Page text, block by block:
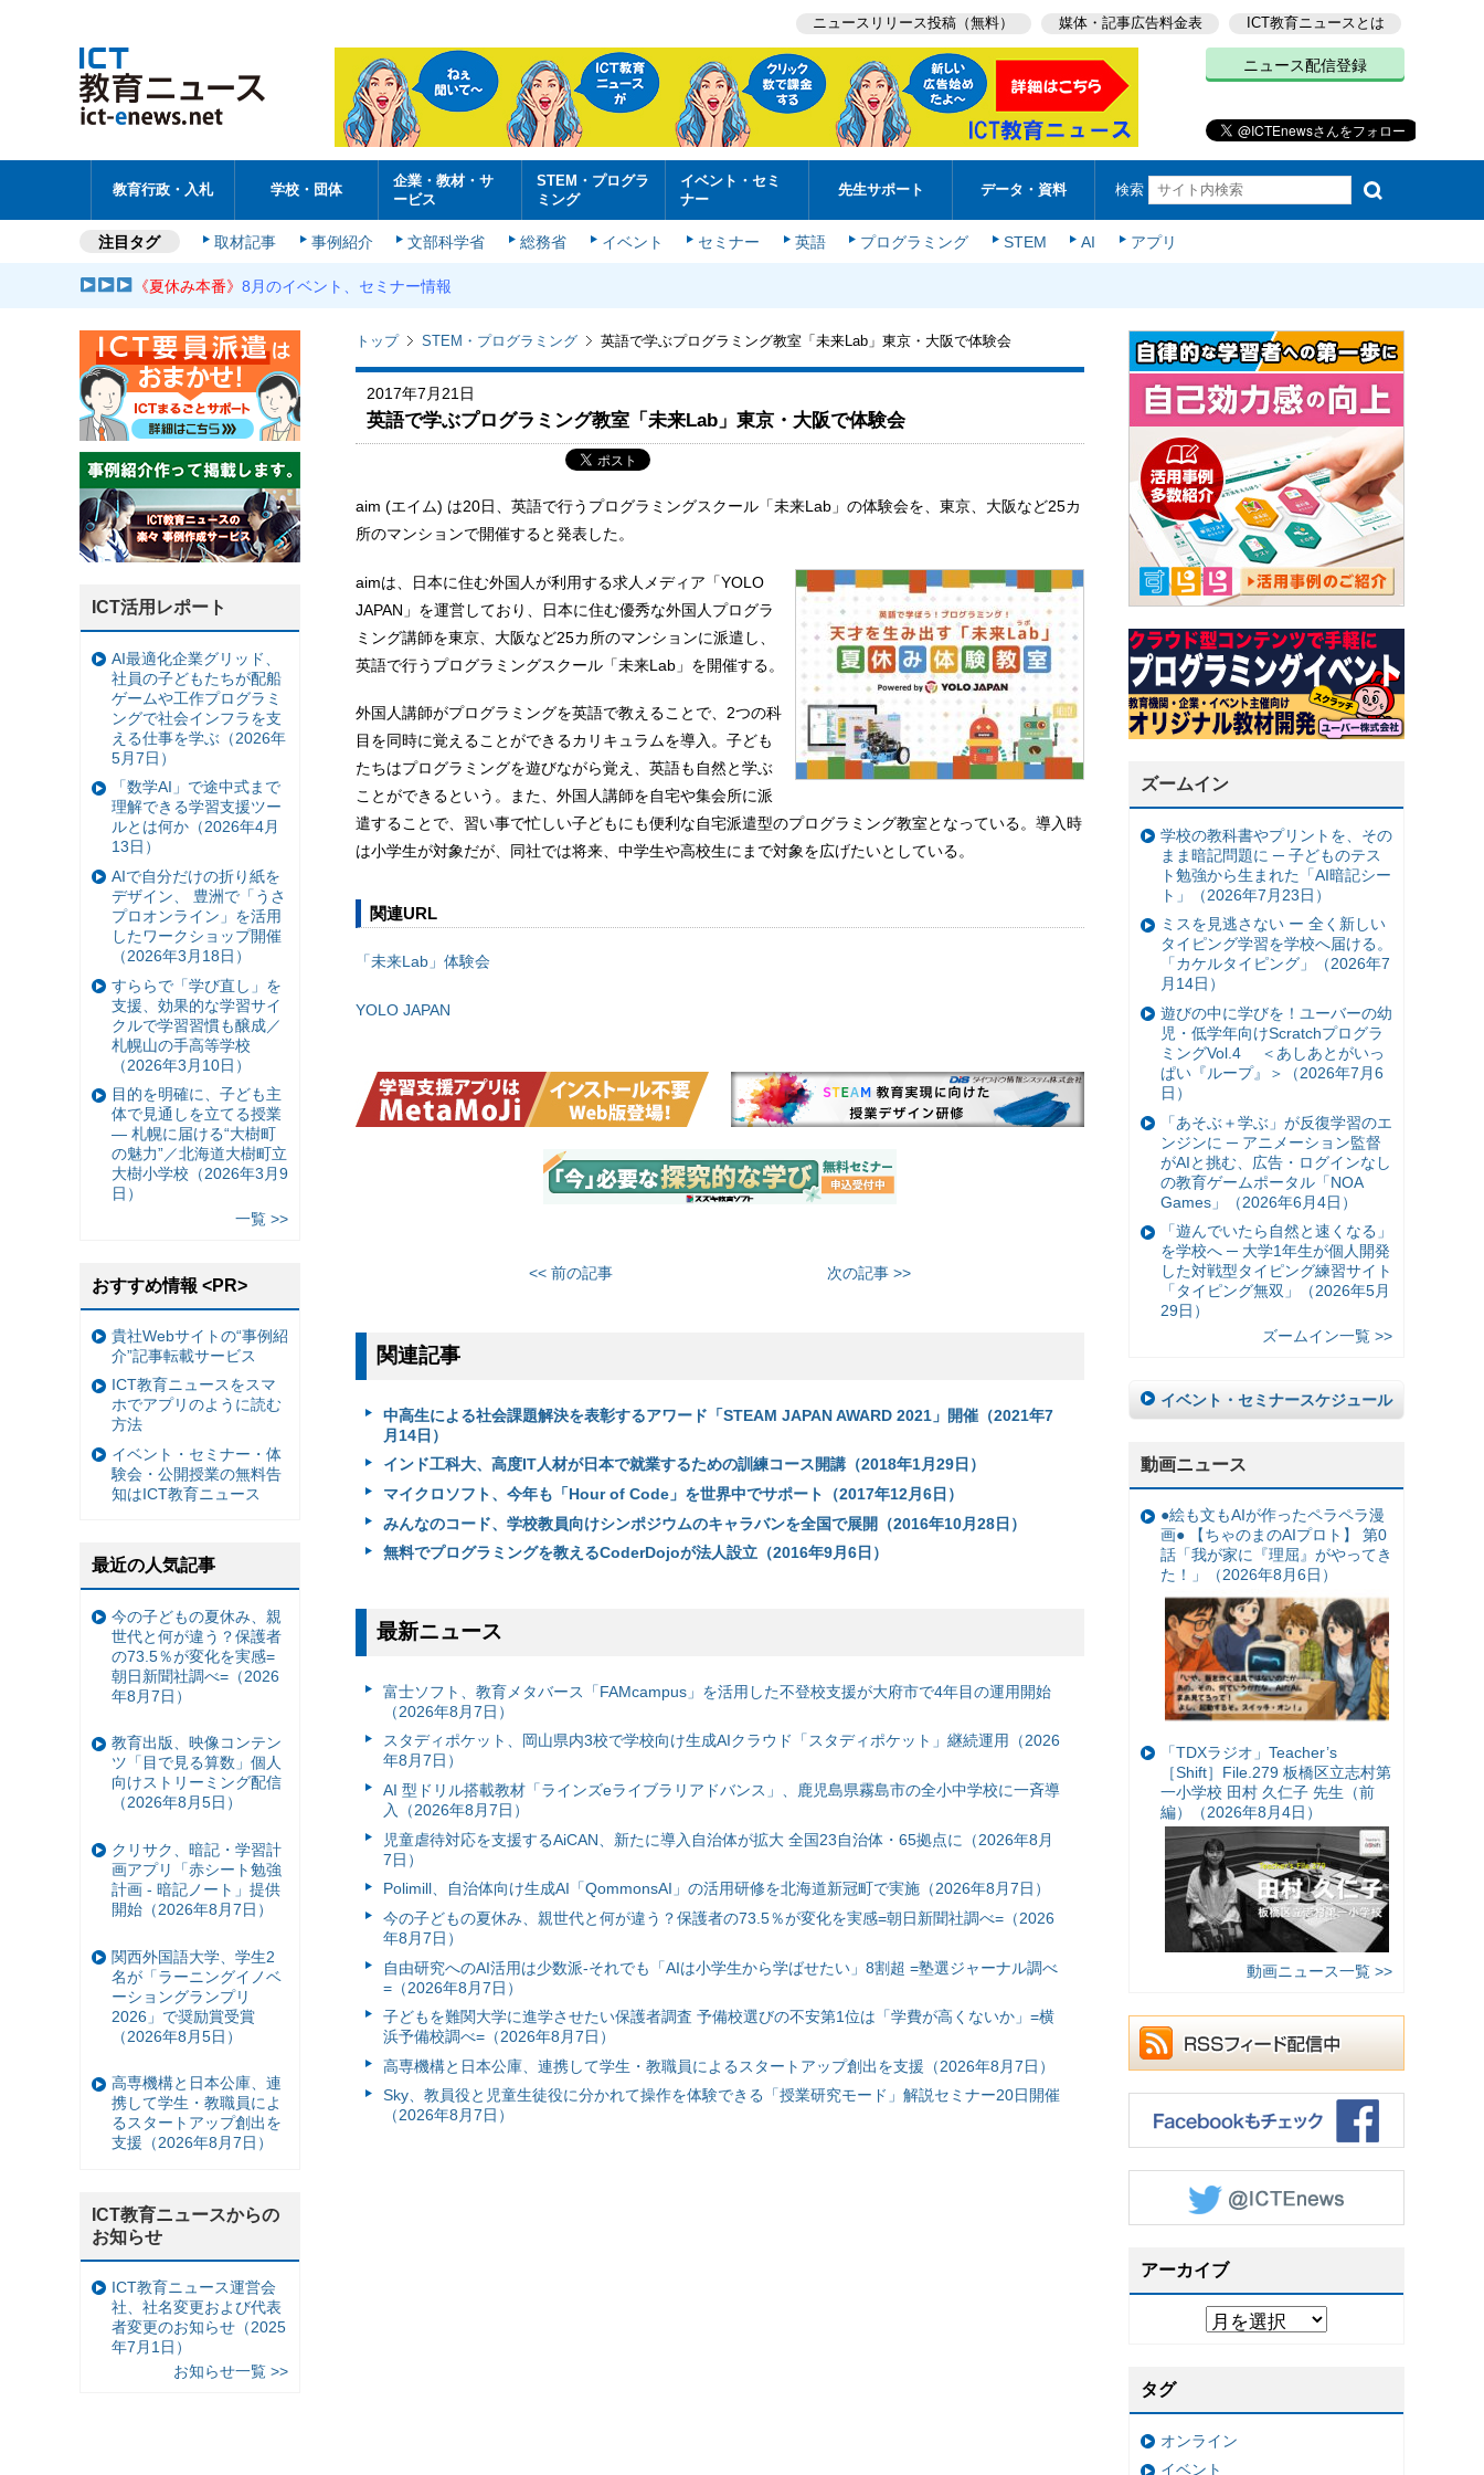
ニュースリリース投稿（無料） 媒体・記事広告料金表 ICT教育ニュースとは
ニュース配信登録
教育行政・入札 学校・団体
企業・教材・サ
ービス
STEM・プログラ
ミング
イベント・セミ
ナー
先生サポート データ・資料 検索
注目タグ 取材記事 事例紹介 文部科学省 総務省 イベント セミナー 英語 プログラミング STEM AI アプリ
《夏休み本番》8月のイベント、セミナー情報
トップ STEM・プログラミング 英語で学ぶプログラミング教室「未来Lab」東京・大阪で体験会
2017年7月21日
英語で学ぶプログラミング教室「未来Lab」東京・大阪で体験会
aim (エイム) は20日、英語で行うプログラミングスクール「未来Lab」の体験会を、東京、大阪など25カ
所のマンションで開催すると発表した。
aimは、日本に住む外国人が利用する求人メディア「YOLO
JAPAN」を運営しており、日本に住む優秀な外国人プログラ
ミング講師を東京、大阪など25カ所のマンションに派遣し、
英語で行うプログラミングスクール「未来Lab」を開催する。
外国人講師がプログラミングを英語で教えることで、2つの科
目を同時に覚えることができるカリキュラムを導入。子ども
たちはプログラミングを遊びながら覚え、英語も自然と学ぶ
ことができるという。また、外国人講師を自宅や集会所に派
遣することで、習い事で忙しい子どもにも便利な自宅派遣型のプログラミング教室となっている。導入時
は小学生が対象だが、同社では将来、中学生や高校生にまで対象を広げたいとしている。
関連URL
「未来Lab」体験会
YOLO JAPAN
<< 前の記事 次の記事 >>
関連記事
中高生による社会課題解決を表彰するアワード「STEAM JAPAN AWARD 2021」開催（2021年7
月14日）
インド工科大、高度IT人材が日本で就業するための訓練コース開講（2018年1月29日）
マイクロソフト、今年も「Hour of Code」を世界中でサポート（2017年12月6日）
みんなのコード、学校教員向けシンポジウムのキャラバンを全国で展開（2016年10月28日）
無料でプログラミングを教えるCoderDojoが法人設立（2016年9月6日）
最新ニュース
富⼠ソフト、教育メタバース「FAMcampus」を活用した不登校支援が大府市で4年目の運用開始
（2026年8月7日）
スタディポケット、岡山県内3校で学校向け生成AIクラウド「スタディポケット」継続運用（2026
年8月7日）
AI 型ドリル搭載教材「ラインズeライブラリアドバンス」、鹿児島県霧島市の全小中学校に一斉導
入（2026年8月7日）
児童虐待対応を支援するAiCAN、新たに導入自治体が拡大 全国23自治体・65拠点に（2026年8月
7日）
Polimill、自治体向け生成AI「QommonsAI」の活用研修を北海道新冠町で実施（2026年8月7日）
今の子どもの夏休み、親世代と何が違う？保護者の73.5％が変化を実感=朝日新聞社調べ=（2026
年8月7日）
自由研究へのAI活用は少数派-それでも「AIは小学生から学ばせたい」8割超 =塾選ジャーナル調べ
=（2026年8月7日）
子どもを難関大学に進学させたい保護者調査 予備校選びの不安第1位は「学費が高くないか」=横
浜予備校調べ=（2026年8月7日）
高専機構と日本公庫、連携して学生・教職員によるスタートアップ創出を支援（2026年8月7日）
Sky、教員役と児童生徒役に分かれて操作を体験できる「授業研究モード」解説セミナー20日開催
（2026年8月7日）
ズームイン
学校の教科書やプリントを、その
まま暗記問題に ─ 子どものテス
ト勉強から生まれた「AI暗記シー
ト」（2026年7月23日）
ミスを見逃さない ー 全く新しい
タイピング学習を学校へ届ける。
「カケルタイピング」（2026年7
月14日）
遊びの中に学びを！ユーバーの幼
児・低学年向けScratchプログラ
ミングVol.4 ＜あしあとがいっ
ぱい『ループ』＞（2026年7月6
日）
「あそぶ＋学ぶ」が反復学習のエ
ンジンに ─ アニメーション監督
がAIと挑む、広告・ログインなし
の教育ゲームポータル「NOA
Games」（2026年6月4日）
「遊んでいたら自然と速くなる」
を学校へ ─ 大学1年生が個人開発
した対戦型タイピング練習サイト
「タイピング無双」（2026年5月
29日）
ズームイン一覧 >>
イベント・セミナースケジュール
動画ニュース
●絵も文もAIが作ったペラペラ漫
画● 【ちゃのまのAIプロト】 第0
話「我が家に『理屈』がやってき
た！」（2026年8月6日）
「TDXラジオ」Teacher’s
［Shift］File.279 板橋区立志村第
一小学校 田村 久仁子 先生（前
編）（2026年8月4日）
動画ニュース一覧 >>
アーカイブ
タグ
オンライン
イベント
ICT活用レポート
AI最適化企業グリッド、
社員の子どもたちが配船
ゲームや工作プログラミ
ングで社会インフラを支
える仕事を学ぶ（2026年
5月7日）
「数学AI」で途中式まで
理解できる学習支援ツー
ルとは何か（2026年4月
13日）
AIで自分だけの折り紙を
デザイン、 豊洲で「うさ
プロオンライン」を活用
したワークショップ開催
（2026年3月18日）
すららで「学び直し」を
支援、効果的な学習サイ
クルで学習習慣も醸成／
札幌山の手高等学校
（2026年3月10日）
目的を明確に、子ども主
体で見通しを立てる授業
— 札幌に届ける“大樹町
の魅力”／北海道大樹町立
大樹小学校（2026年3月9
日）
一覧 >>
おすすめ情報 <PR>
貴社Webサイトの“事例紹
介”記事転載サービス
ICT教育ニュースをスマ
ホでアプリのように読む
方法
イベント・セミナー・体
験会・公開授業の無料告
知はICT教育ニュース
最近の人気記事
今の子どもの夏休み、親
世代と何が違う？保護者
の73.5％が変化を実感=
朝日新聞社調べ=（2026
年8月7日）
教育出版、映像コンテン
ツ「目で見る算数」個人
向けストリーミング配信
（2026年8月5日）
クリサク、暗記・学習計
画アプリ「赤シート勉強
計画 - 暗記ノート」提供
開始（2026年8月7日）
関西外国語大学、学生2
名が「ラーニングイノベ
ーショングランプリ
2026」で奨励賞受賞
（2026年8月5日）
高専機構と日本公庫、連
携して学生・教職員によ
るスタートアップ創出を
支援（2026年8月7日）
ICT教育ニュースからの
お知らせ
ICT教育ニュース運営会
社、社名変更および代表
者変更のお知らせ（2025
年7月1日）
お知らせ一覧 >>